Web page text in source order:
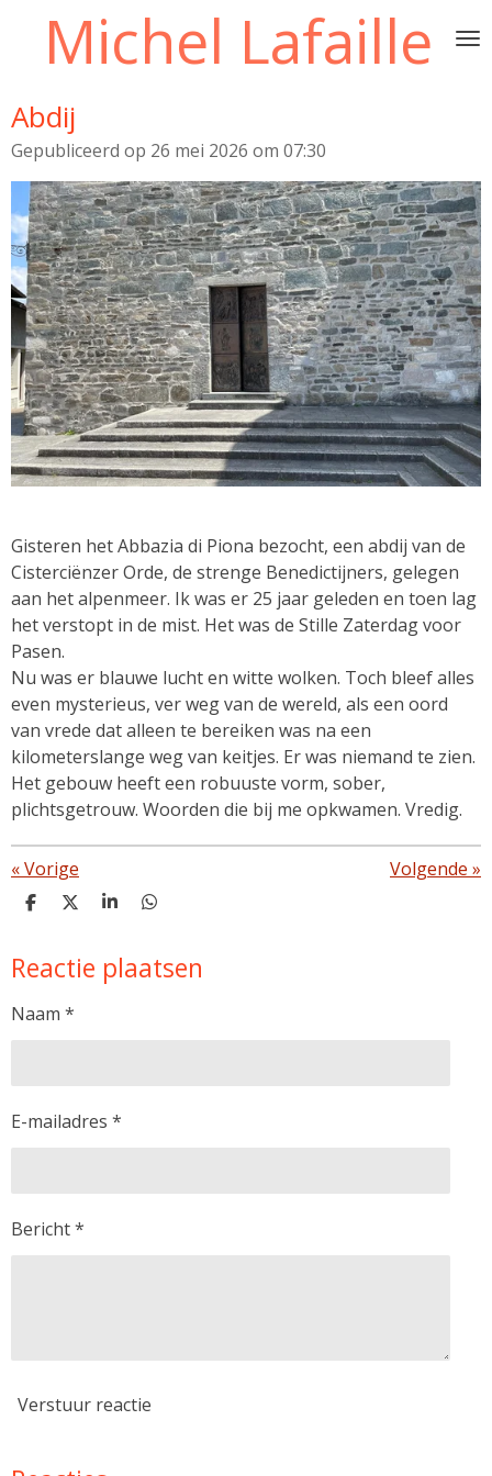
hoofdinhoud
Michel Lafaille
Abdij
Gepubliceerd op 26 mei 2026 om 07:30
Gisteren het Abbazia di Piona bezocht, een abdij van de
Cisterciënzer Orde, de strenge Benedictijners, gelegen
aan het alpenmeer. Ik was er 25 jaar geleden en toen lag
het verstopt in de mist. Het was de Stille Zaterdag voor
Pasen.
Nu was er blauwe lucht en witte wolken. Toch bleef alles
even mysterieus, ver weg van de wereld, als een oord
van vrede dat alleen te bereiken was na een
kilometerslange weg van keitjes. Er was niemand te zien.
Het gebouw heeft een robuuste vorm, sober,
plichtsgetrouw. Woorden die bij me opkwamen. Vredig.
«Vorige Volgende »
D
e
n
D
l
S
r
e
D
e
n
Reactie plaatsen
Naam *
E-mailadres *
Bericht *
Verstuur reactie